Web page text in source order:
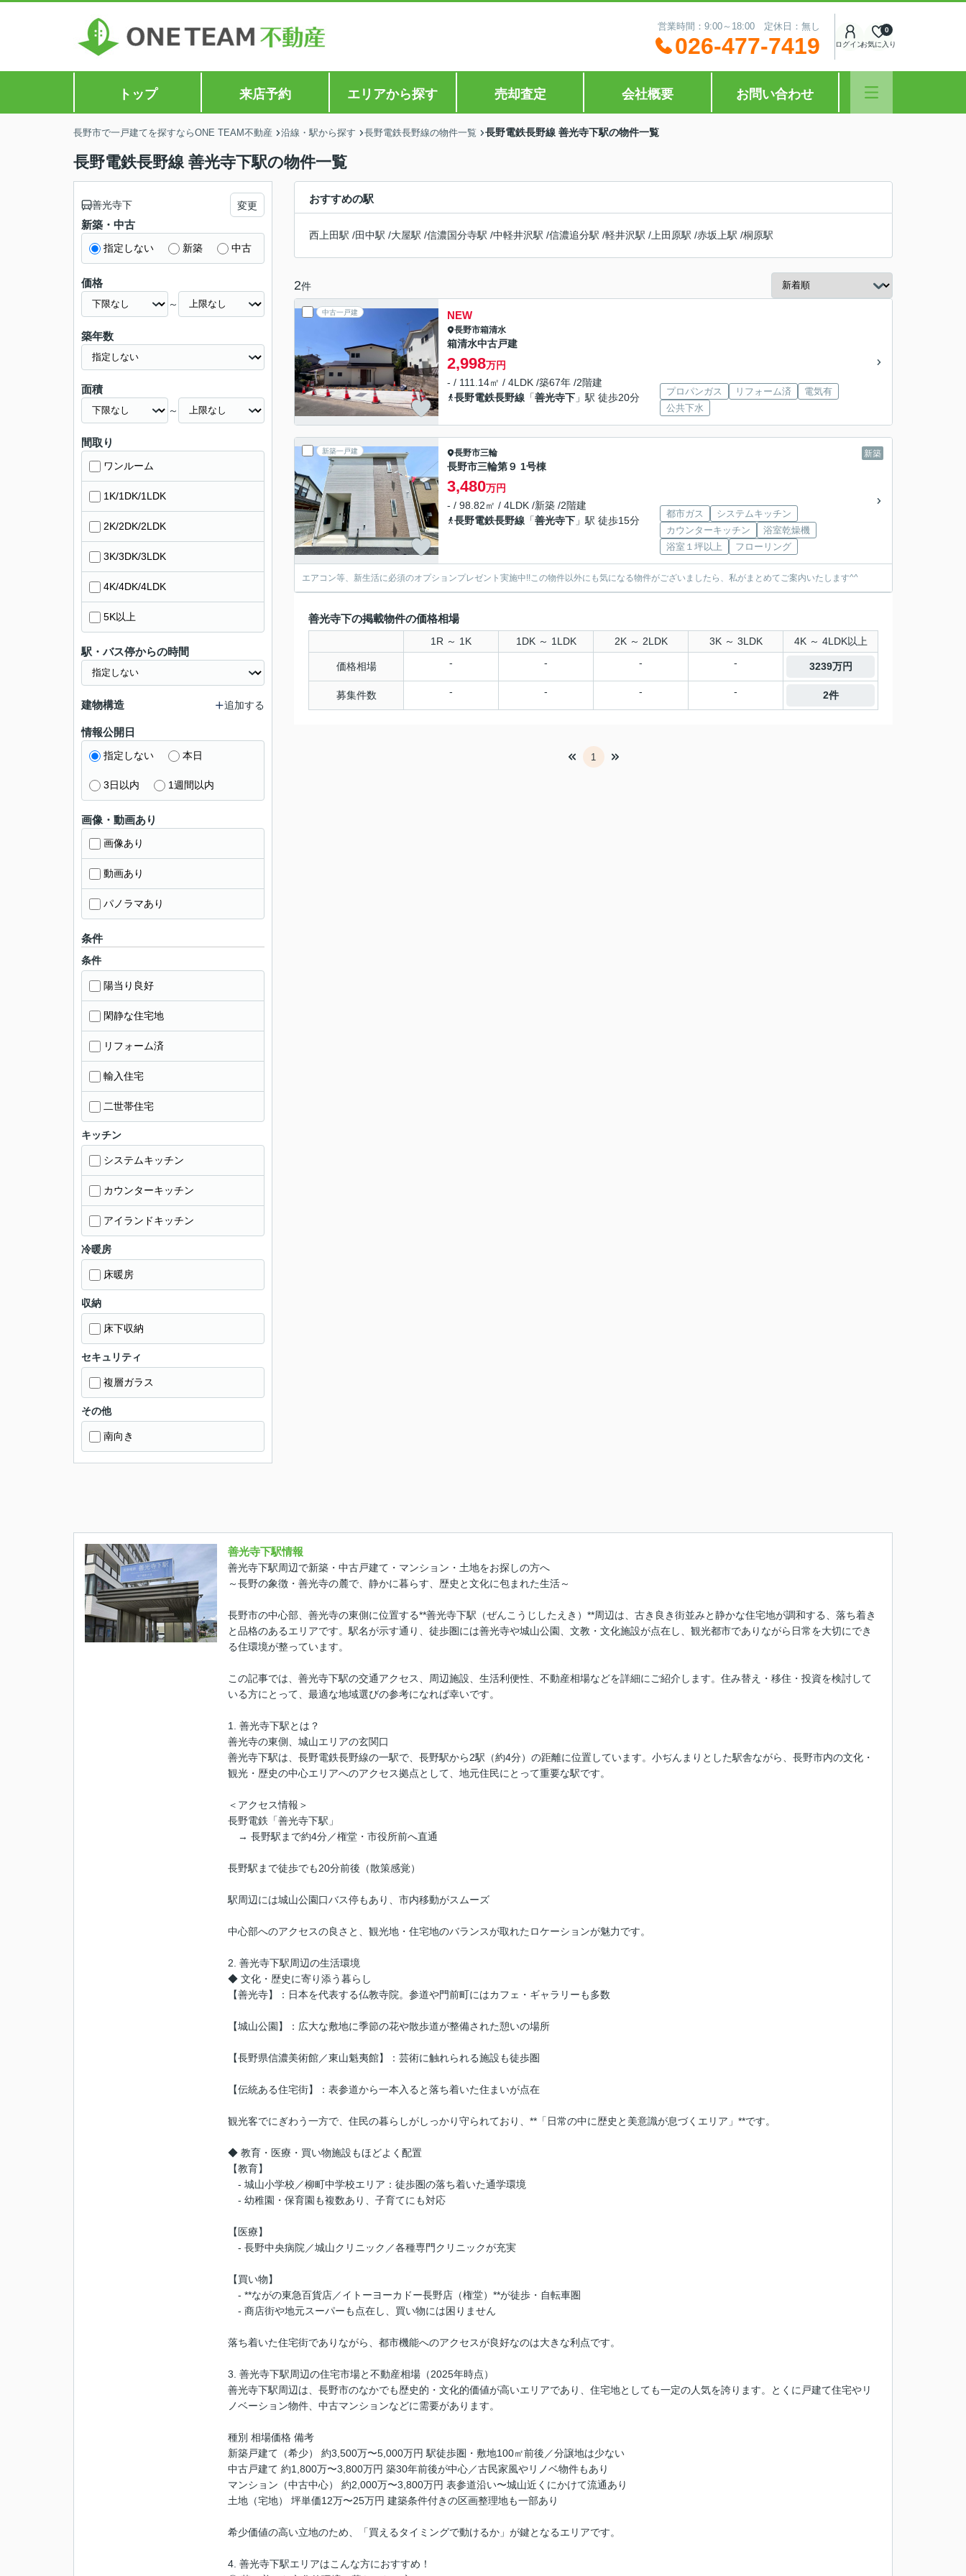
営業時間：9:00～18:00 定休日：無し
026-477-7419 ログインお気に入り
0
トップ 来店予約 エリアから探す 売却査定 会社概要 お問い合わせ
長野市で一戸建てを探すならONE TEAM不動産 沿線・駅から探す 長野電鉄長野線の物件一覧 長野電鉄長野線 善光寺下駅の物件一覧
長野電鉄長野線 善光寺下駅の物件一覧
おすすめの駅
西上田駅 /田中駅 /大屋駅 /信濃国分寺駅 /中軽井沢駅 /信濃追分駅 /軽井沢駅 / 上田原駅 /赤坂上駅 /桐原駅
2件
中古一戸建 NEW
長野市箱清水
箱清水中古戸建
2,998万円
- / 111.14㎡ / 4LDK /築67年 /2階建
長野電鉄長野線 「善光寺下 」駅 徒歩20分
プロパンガス リフォーム済
電気有
公共下水
新築一戸建 新築
長野市三輪
長野市三輪第９ 1号棟
3,480万円
- / 98.82㎡ / 4LDK /新築 /2階建
長野電鉄長野線 「善光寺下 」駅 徒歩15分
都市ガス
システムキッチン
カウンターキッチン
浴室乾燥機
浴室１坪以上
フローリング
エアコン等、新生活に必須のオプションプレゼント実施中!!この物件以外にも気になる物件がございましたら、私がまとめてご案内いたします^^
善光寺下の掲載物件の価格相場
1R ～ 1K 1DK ～ 1LDK 2K ～ 2LDK 3K ～ 3LDK 4K ～ 4LDK以上
価格相場 - - - - 3239万円
募集件数 - - - - 2件
1
善光寺下 変更
新築・中古
指定しない 新築 中古
価格
～
築年数
面積
～
間取り
ワンルーム
1K/1DK/1LDK
2K/2DK/2LDK
3K/3DK/3LDK
4K/4DK/4LDK
5K以上
駅・バス停からの時間
建物構造 追加する
情報公開日
指定しない 本日
3日以内 1週間以内
画像・動画あり
画像あり
動画あり
パノラマあり
条件
条件
陽当り良好
閑静な住宅地
リフォーム済
輸入住宅
二世帯住宅
キッチン
システムキッチン
カウンターキッチン
アイランドキッチン
冷暖房
床暖房
収納
床下収納
セキュリティ
複層ガラス
その他
南向き
善光寺下駅情報
善光寺下駅周辺で新築・中古戸建て・マンション・土地をお探しの方へ
～長野の象徴・善光寺の麓で、静かに暮らす、歴史と文化に包まれた生活～
長野市の中心部、善光寺の東側に位置する**善光寺下駅（ぜんこうじしたえき）**周辺は、古き良き街並みと静かな住宅地が調和する、落ち着き
と品格のあるエリアです。駅名が示す通り、徒歩圏には善光寺や城山公園、文教・文化施設が点在し、観光都市でありながら日常を大切にでき
る住環境が整っています。
この記事では、善光寺下駅の交通アクセス、周辺施設、生活利便性、不動産相場などを詳細にご紹介します。住み替え・移住・投資を検討して
いる方にとって、最適な地域選びの参考になれば幸いです。
1. 善光寺下駅とは？
善光寺の東側、城山エリアの玄関口
善光寺下駅は、長野電鉄長野線の一駅で、長野駅から2駅（約4分）の距離に位置しています。小ぢんまりとした駅舎ながら、長野市内の文化・
観光・歴史の中心エリアへのアクセス拠点として、地元住民にとって重要な駅です。
＜アクセス情報＞
長野電鉄「善光寺下駅」
→ 長野駅まで約4分／権堂・市役所前へ直通
長野駅まで徒歩でも20分前後（散策感覚）
駅周辺には城山公園口バス停もあり、市内移動がスムーズ
中心部へのアクセスの良さと、観光地・住宅地のバランスが取れたロケーションが魅力です。
2. 善光寺下駅周辺の生活環境
◆ 文化・歴史に寄り添う暮らし
【善光寺】：日本を代表する仏教寺院。参道や門前町にはカフェ・ギャラリーも多数
【城山公園】：広大な敷地に季節の花や散歩道が整備された憩いの場所
【長野県信濃美術館／東山魁夷館】：芸術に触れられる施設も徒歩圏
【伝統ある住宅街】：表参道から一本入ると落ち着いた住まいが点在
観光客でにぎわう一方で、住民の暮らしがしっかり守られており、**「日常の中に歴史と美意識が息づくエリア」**です。
◆ 教育・医療・買い物施設もほどよく配置
【教育】
- 城山小学校／柳町中学校エリア：徒歩圏の落ち着いた通学環境
- 幼稚園・保育園も複数あり、子育てにも対応
【医療】
- 長野中央病院／城山クリニック／各種専門クリニックが充実
【買い物】
- **ながの東急百貨店／イトーヨーカドー長野店（権堂）**が徒歩・自転車圏
- 商店街や地元スーパーも点在し、買い物には困りません
落ち着いた住宅街でありながら、都市機能へのアクセスが良好なのは大きな利点です。
3. 善光寺下駅周辺の住宅市場と不動産相場（2025年時点）
善光寺下駅周辺は、長野市のなかでも歴史的・文化的価値が高いエリアであり、住宅地としても一定の人気を誇ります。とくに戸建て住宅やリ
ノベーション物件、中古マンションなどに需要があります。
種別 相場価格 備考
新築戸建て（希少） 約3,500万〜5,000万円 駅徒歩圏・敷地100㎡前後／分譲地は少ない
中古戸建て 約1,800万〜3,800万円 築30年前後が中心／古民家風やリノベ物件もあり
マンション（中古中心） 約2,000万〜3,800万円 表参道沿い〜城山近くにかけて流通あり
土地（宅地） 坪単価12万〜25万円 建築条件付きの区画整理地も一部あり
希少価値の高い立地のため、「買えるタイミングで動けるか」が鍵となるエリアです。
4. 善光寺下駅エリアはこんな方におすすめ！